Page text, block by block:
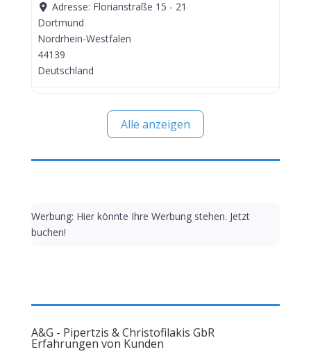
Adresse: Florianstraße 15 - 21
Dortmund
Nordrhein-Westfalen
44139
Deutschland
Alle anzeigen
Werbung: Hier könnte Ihre Werbung stehen. Jetzt
buchen!
A&G - Pipertzis & Christofilakis GbR
Erfahrungen von Kunden